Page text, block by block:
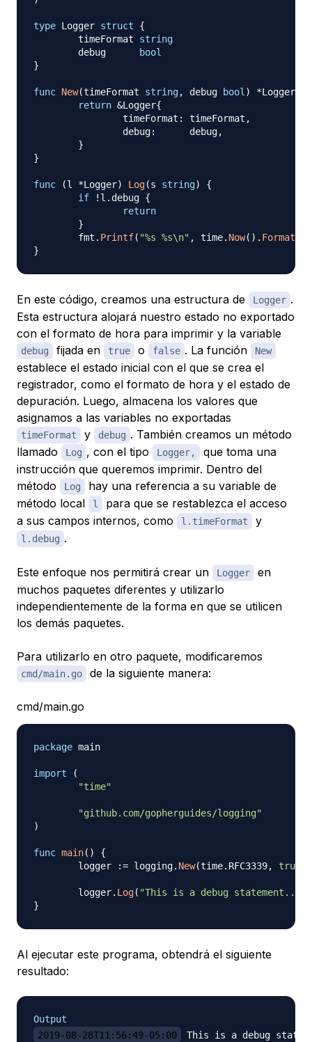
type Logger struct
{
	timeFormat
string
	debug
bool
}
func New(timeFormat string, debug bool) *Logger
return &Logger{
		timeFormat
: timeFormat ,
		debug
:
      debug
,
}
}
func (l *Logger) Log(s string)
{
if
! l . debug {
return
}
	fmt
. Printf( "%s %s\n" , time. Now( ) . Format
}
En este código, creamos una estructura de Logger .
Esta estructura alojará nuestro estado no exportado
con el formato de hora para imprimir y la variable
debug fijada en true o false . La función New
establece el estado inicial con el que se crea el
registrador, como el formato de hora y el estado de
depuración. Luego, almacena los valores que
asignamos a las variables no exportadas
timeFormat y debug . También creamos un método
llamado
Log , con el tipo Logger,
que toma una
instrucción que queremos imprimir. Dentro del
método
Log
hay una referencia a su variable de
método local
l
para que se restablezca el acceso
a sus campos internos, como
l.timeFormat y
l.debug .
Este enfoque nos permitirá crear un Logger
en
muchos paquetes diferentes y utilizarlo
independientemente de la forma en que se utilicen
los demás paquetes.
Para utilizarlo en otro paquete, modificaremos
cmd/main.go de la siguiente manera:
cmd/main.go
package main
import
(
"time"
"github.com/gopherguides/logging"
)
func main( )
{
	logger
:= logging. New(time. RFC3339, true
	logger
. Log( "This is a debug statement..."
}
Al ejecutar este programa, obtendrá el siguiente
resultado:
Output
2019-08-28T11:56:49-05:00